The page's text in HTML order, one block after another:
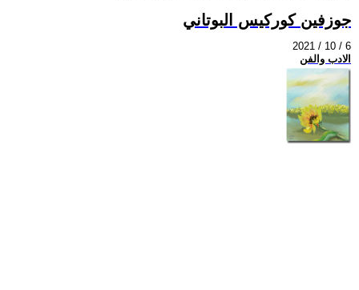
جوزفين كوركيس البوتاني
2021 / 10 / 6
الادب والفن